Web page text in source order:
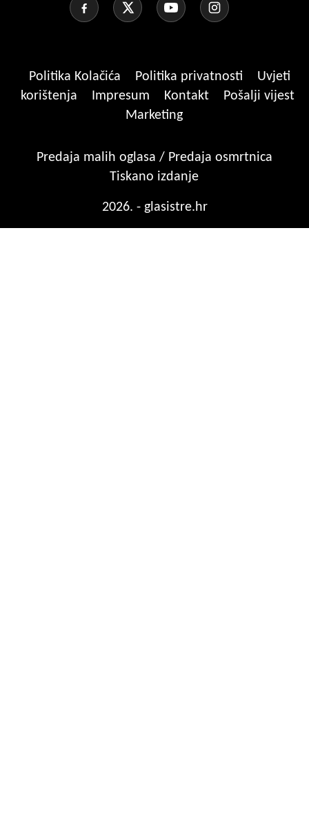
Politika Kolačića Politika privatnosti
Uvjeti
korištenja
Impresum Kontakt
Pošalji vijest
Marketing
Predaja malih oglasa / Predaja osmrtnica
Tiskano izdanje
2026. - glasistre.hr